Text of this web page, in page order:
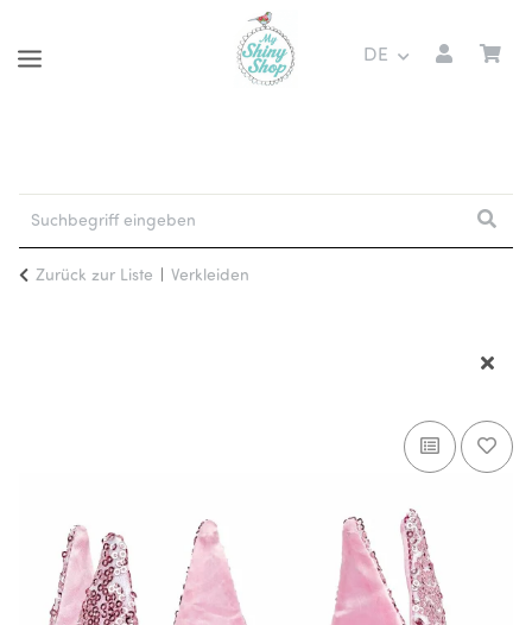
DE
Zurück zur Liste Verkleiden